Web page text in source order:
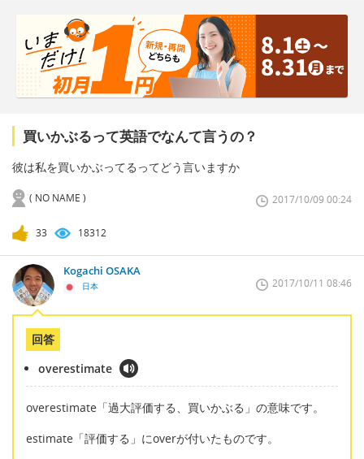
買いかぶるって英語でなんて言うの？
彼は私を買いかぶってるってどう言いますか
( NO NAME ) 2017/10/09 00:24
33 18312
Kogachi OSAKA
日本 2017/10/11 08:46
回答
overestimate
overestimate「過大評価する、買いかぶる」の意味です。
estimate「評価する」にoverが付いたものです。